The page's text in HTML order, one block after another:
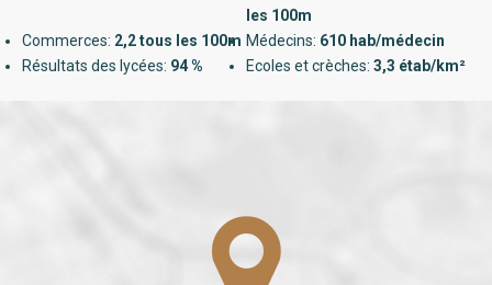
les 100m
Commerces: 2,2 tous les 100m Médecins: 610 hab/médecin
Résultats des lycées: 94 % Ecoles et crèches: 3,3 étab/km²